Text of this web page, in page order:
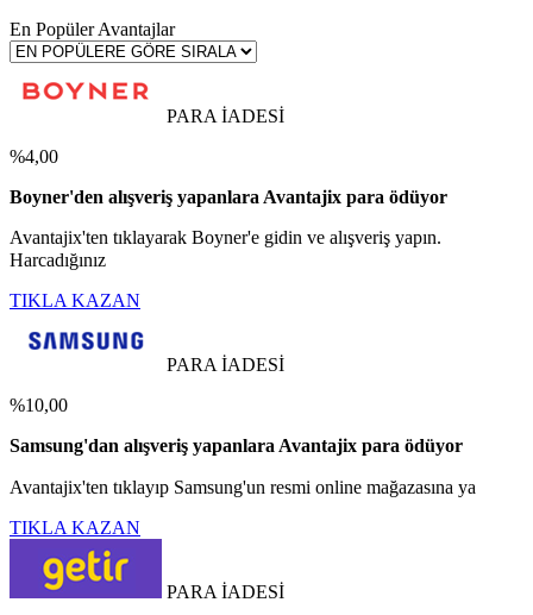
En Popüler Avantajlar
PARA İADESİ
%4,00
Boyner'den alışveriş yapanlara Avantajix para ödüyor
Avantajix'ten tıklayarak Boyner'e gidin ve alışveriş yapın.
Harcadığınız
TIKLA KAZAN
PARA İADESİ
%10,00
Samsung'dan alışveriş yapanlara Avantajix para ödüyor
Avantajix'ten tıklayıp Samsung'un resmi online mağazasına ya
TIKLA KAZAN
PARA İADESİ